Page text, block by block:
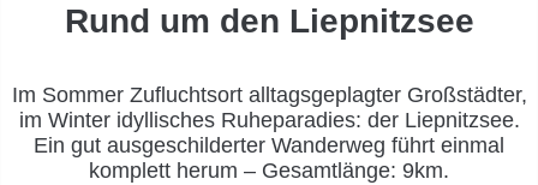
Rund um den Liepnitzsee
Im Sommer Zufluchtsort alltagsgeplagter Großstädter,
im Winter idyllisches Ruheparadies: der Liepnitzsee.
Ein gut ausgeschilderter Wanderweg führt einmal
komplett herum – Gesamtlänge: 9km.